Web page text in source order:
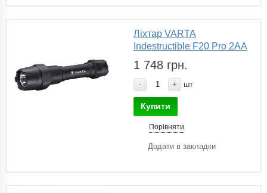
Ліхтар VARTA
Indestructible F20 Pro 2AA
1 748 грн.
- + шт
Купити
Порівняти
Додати в закладки